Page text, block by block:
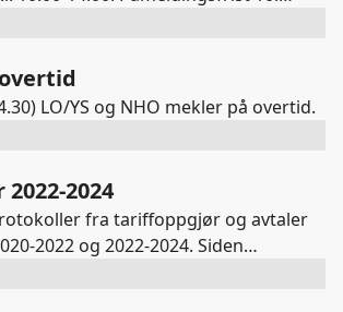
LO/YS og NHO mekler på overtid.
2024
fra tariffoppgjør og avtaler
2022 og 2022-2024. Siden
med gjeldende avtaler så